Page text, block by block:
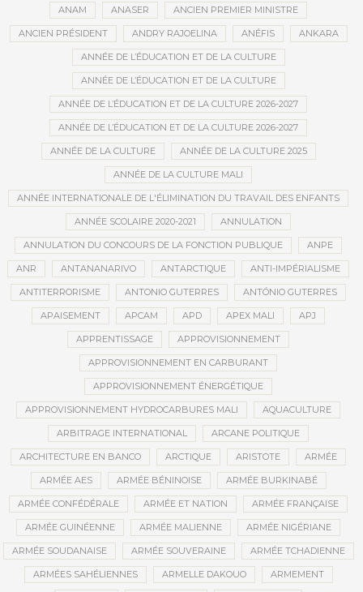
ANAM ANASER ANCIEN PREMIER MINISTRE
ANCIEN PRÉSIDENT ANDRY RAJOELINA ANÉFIS ANKARA
ANNÉE DE L’ÉDUCATION ET DE LA CULTURE
ANNÉE DE L’ÉDUCATION ET DE LA CULTURE
ANNÉE DE L’ÉDUCATION ET DE LA CULTURE 2026-2027
ANNÉE DE L’ÉDUCATION ET DE LA CULTURE 2026-2027
ANNÉE DE LA CULTURE ANNÉE DE LA CULTURE 2025
ANNÉE DE LA CULTURE MALI
ANNÉE INTERNATIONALE DE L'ÉLIMINATION DU TRAVAIL DES ENFANTS
ANNÉE SCOLAIRE 2020-2021 ANNULATION
ANNULATION DU CONCOURS DE LA FONCTION PUBLIQUE ANPE
ANR ANTANANARIVO ANTARCTIQUE ANTI-IMPÉRIALISME
ANTITERRORISME ANTONIO GUTERRES ANTÓNIO GUTERRES
APAISEMENT APCAM APD APEX MALI APJ
APPRENTISSAGE APPROVISIONNEMENT
APPROVISIONNEMENT EN CARBURANT
APPROVISIONNEMENT ÉNERGÉTIQUE
APPROVISIONNEMENT HYDROCARBURES MALI AQUACULTURE
ARBITRAGE INTERNATIONAL ARCANE POLITIQUE
ARCHITECTURE EN BANCO ARCTIQUE ARISTOTE ARMÉE
ARMÉE AES ARMÉE BÉNINOISE ARMÉE BURKINABÉ
ARMÉE CONFÉDÉRALE ARMÉE ET NATION ARMÉE FRANÇAISE
ARMÉE GUINÉENNE ARMÉE MALIENNE ARMÉE NIGÉRIANE
ARMÉE SOUDANAISE ARMÉE SOUVERAINE ARMÉE TCHADIENNE
ARMÉES SAHÉLIENNES ARMELLE DAKOUO ARMEMENT